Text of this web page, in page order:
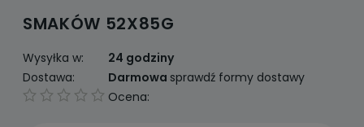
SMAKÓW 52X85G
Wysyłka w:
24 godziny
Dostawa:
Darmowa sprawdź formy dostawy
Ocena: